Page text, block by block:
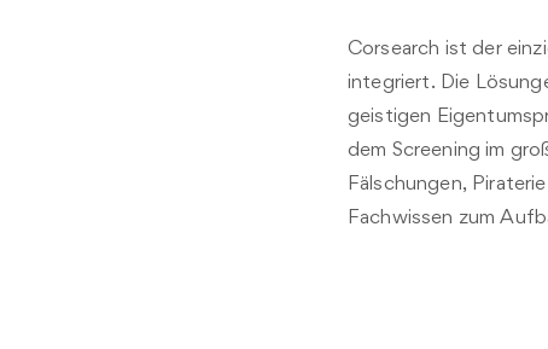
Corsearch ist der
integriert. Die
geistigen
dem Screening im
Fälschungen,
Fachwissen zum